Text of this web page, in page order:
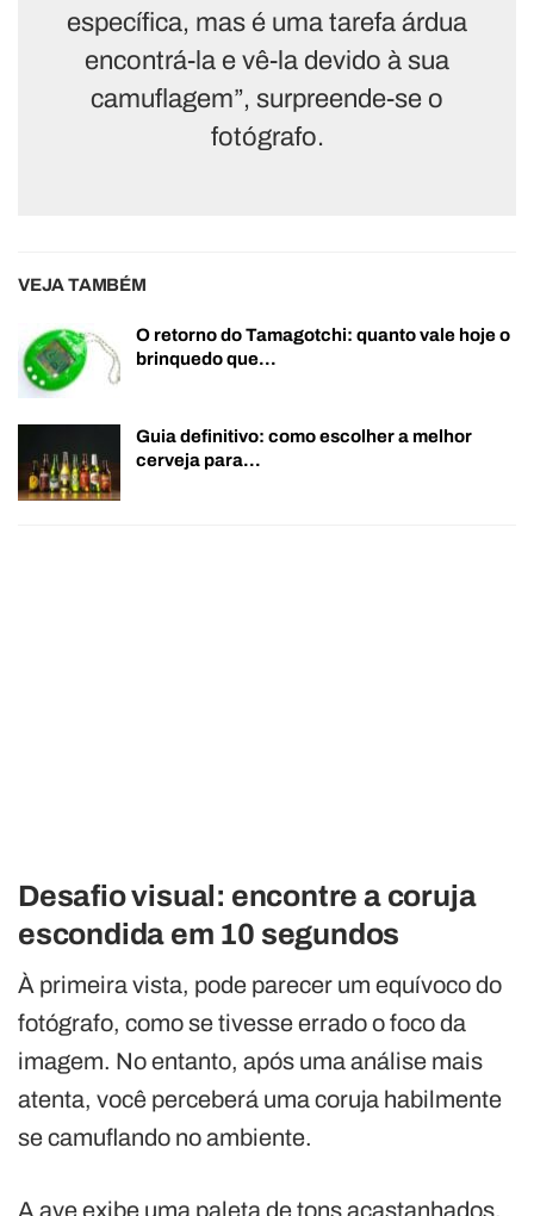
específica, mas é uma tarefa árdua
encontrá-la e vê-la devido à sua
camuflagem”, surpreende-se o
fotógrafo.
VEJA TAMBÉM
O retorno do Tamagotchi: quanto vale hoje o
brinquedo que…
Guia definitivo: como escolher a melhor
cerveja para…
Desafio visual: encontre a coruja
escondida em 10 segundos
À primeira vista, pode parecer um equívoco do
fotógrafo, como se tivesse errado o foco da
imagem. No entanto, após uma análise mais
atenta, você perceberá uma coruja habilmente
se camuflando no ambiente.
A ave exibe uma paleta de tons acastanhados,